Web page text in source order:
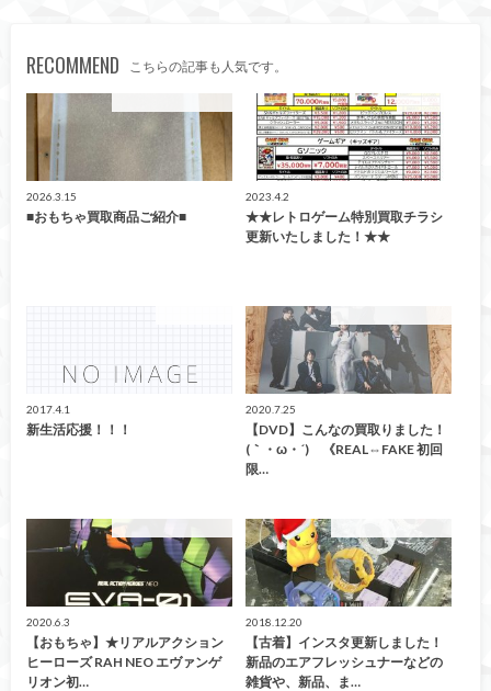
RECOMMEND こちらの記事も人気です。
2026.3.15
■おもちゃ買取商品ご紹介■
2023.4.2
★★レトロゲーム特別買取チラシ
更新いたしました！★★
2017.4.1
新生活応援！！！
2020.7.25
【DVD】こんなの買取りました！
(｀・ω・´)ゞ《REAL⇔FAKE 初回
限…
2020.6.3
【おもちゃ】★リアルアクション
ヒーローズ RAH NEO エヴァンゲ
リオン初…
2018.12.20
【古着】インスタ更新しました！
新品のエアフレッシュナーなどの
雑貨や、新品、ま…